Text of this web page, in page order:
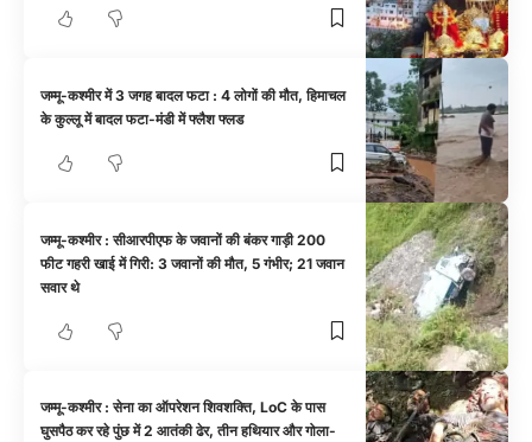
जम्मू-कश्मीर में 3 जगह बादल फटा : 4 लोगों की मौत, हिमाचल
के कुल्लू में बादल फटा-मंडी में फ्लैश फ्लड
जम्मू-कश्मीर : सीआरपीएफ के जवानों की बंकर गाड़ी 200
फीट गहरी खाई में गिरी: 3 जवानों की मौत, 5 गंभीर; 21 जवान
सवार थे
जम्मू-कश्मीर : सेना का ऑपरेशन शिवशक्ति, LoC के पास
घुसपैठ कर रहे पुंछ में 2 आतंकी ढेर, तीन हथियार और गोला-